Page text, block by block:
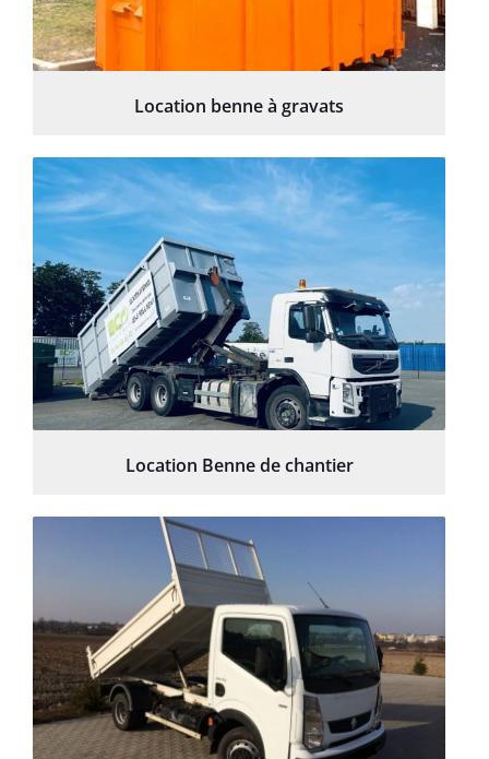
Location benne à gravats
Location Benne de chantier